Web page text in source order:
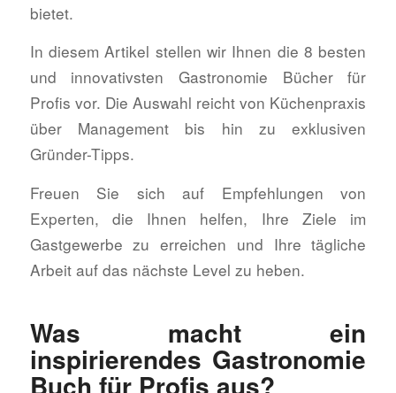
bietet.
In diesem Artikel stellen wir Ihnen die 8 besten
und innovativsten Gastronomie Bücher für
Profis vor. Die Auswahl reicht von Küchenpraxis
über Management bis hin zu exklusiven
Gründer-Tipps.
Freuen Sie sich auf Empfehlungen von
Experten, die Ihnen helfen, Ihre Ziele im
Gastgewerbe zu erreichen und Ihre tägliche
Arbeit auf das nächste Level zu heben.
Was macht ein
inspirierendes Gastronomie
Buch für Profis aus?